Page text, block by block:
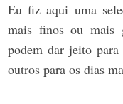
Eu fiz aqui uma
mais finos ou mais
podem dar jeito
outros para os dias